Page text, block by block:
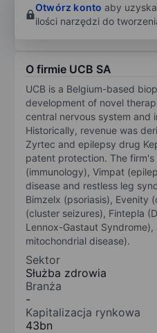
własnego
Otwórz konto aby
ilości narzędzi do
O firmie UCB SA
UCB is a Belgium-based
development of novel
central nervous system and
Historically, revenue was
Zyrtec and epilepsy drug
patent protection. The
(immunology), Vimpat
disease and restless leg
Bimzelx (psoriasis), Evenity
(cluster seizures), Fintepla
Lennox-Gastaut
mitochondrial disease).
Sektor
Służba zdrowia
Branża
-
Kapitalizacja rynkowa
43bn